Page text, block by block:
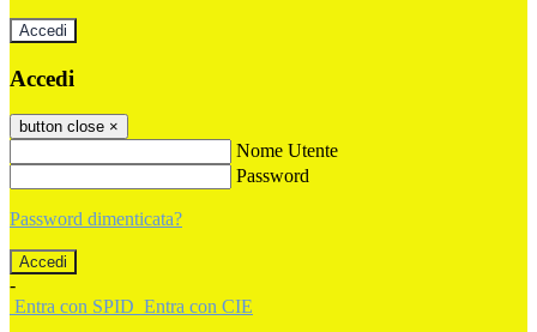
Accedi
Accedi
button close ×
Nome Utente
Password
Password dimenticata?
-
Entra con SPID Entra con CIE